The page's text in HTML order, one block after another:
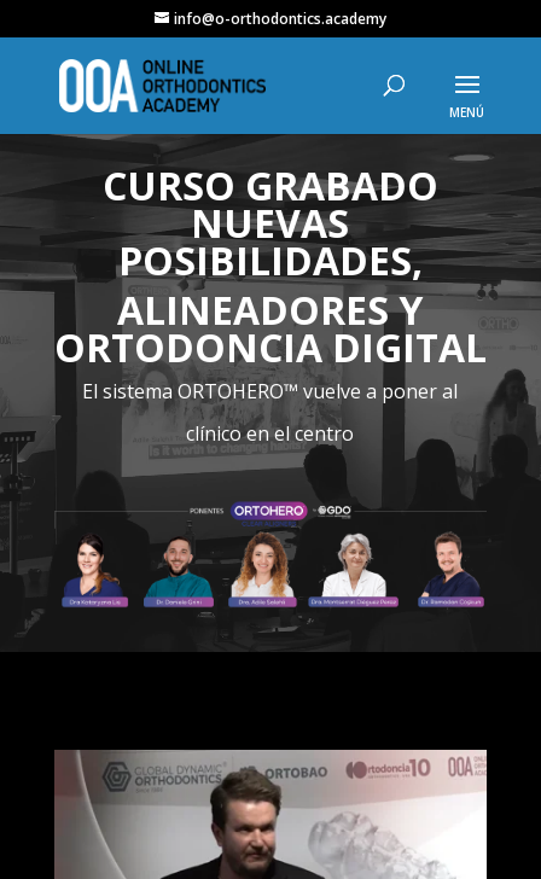
info@o-orthodontics.academy
Reproductor
CURSO GRABADO
NUEVAS
POSIBILIDADES,
ALINEADORES Y
ORTODONCIA DIGITAL
El sistema ORTOHERO™ vuelve a poner al
clínico en el centro